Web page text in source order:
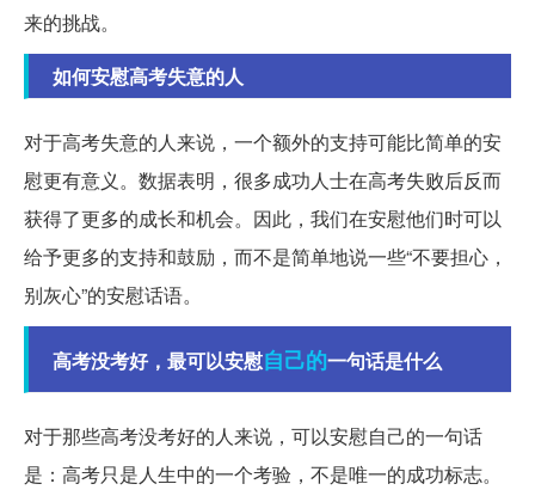
来的挑战。
如何安慰高考失意的人
对于高考失意的人来说，一个额外的支持可能比简单的安
慰更有意义。数据表明，很多成功人士在高考失败后反而
获得了更多的成长和机会。因此，我们在安慰他们时可以
给予更多的支持和鼓励，而不是简单地说一些“不要担心，
别灰心”的安慰话语。
高考没考好，最可以安慰自己的一句话是什么
对于那些高考没考好的人来说，可以安慰自己的一句话
是：高考只是人生中的一个考验，不是唯一的成功标志。